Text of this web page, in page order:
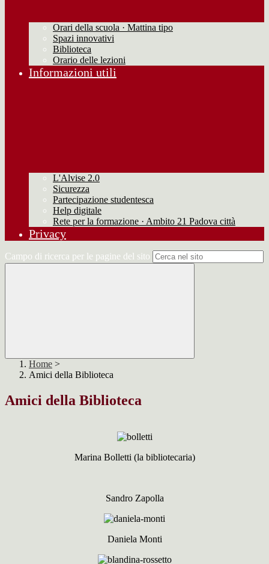
Orari della scuola · Mattina tipo
Spazi innovativi
Biblioteca
Orario delle lezioni
Informazioni utili
L'Alvise 2.0
Sicurezza
Partecipazione studentesca
Help digitale
Rete per la formazione · Ambito 21 Padova città
Privacy
Campo di ricerca per le pagine del sito
Home >
Amici della Biblioteca
Amici della Biblioteca
Marina Bolletti (la bibliotecaria)
Sandro Zapolla
Daniela Monti